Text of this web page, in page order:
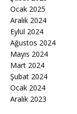
Ocak 2025
Aralık 2024
Eylül 2024
Ağustos 2024
Mayıs 2024
Mart 2024
Şubat 2024
Ocak 2024
Aralık 2023